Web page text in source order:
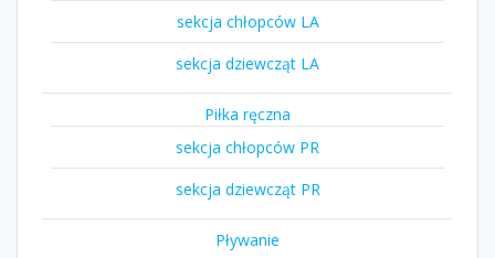
sekcja chłopców LA
sekcja dziewcząt LA
Piłka ręczna
sekcja chłopców PR
sekcja dziewcząt PR
Pływanie